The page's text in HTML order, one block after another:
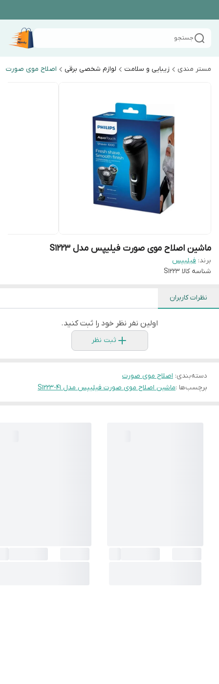
جستجو
مستر مندی زیبایی و سلامت لوازم شخصی برقی اصلاح موی صورت
ماشین اصلاح موی صورت فیلیپس مدل S1223
برند: فیلیپس
شناسه کالا S1223
نظرات کاربران
اولین نفر نظر خود را ثبت کنید.
ثبت نظر
دسته‌بندی: اصلاح موی صورت
برچسب‌ها :ماشین اصلاح موی صورت فیلیپس مدل S1223-41